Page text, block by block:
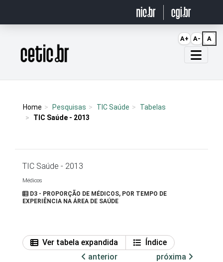
Página inicial
Home Pesquisas TIC Saúde
Tabelas
TIC Saúde - 2013
TIC Saúde - 2013
Médicos
D3 - PROPORÇÃO DE MÉDICOS, POR TEMPO DE
EXPERIÊNCIA NA ÁREA DE SAÚDE
Ver tabela expandida
Índice
anterior
próxima
A+ A- A